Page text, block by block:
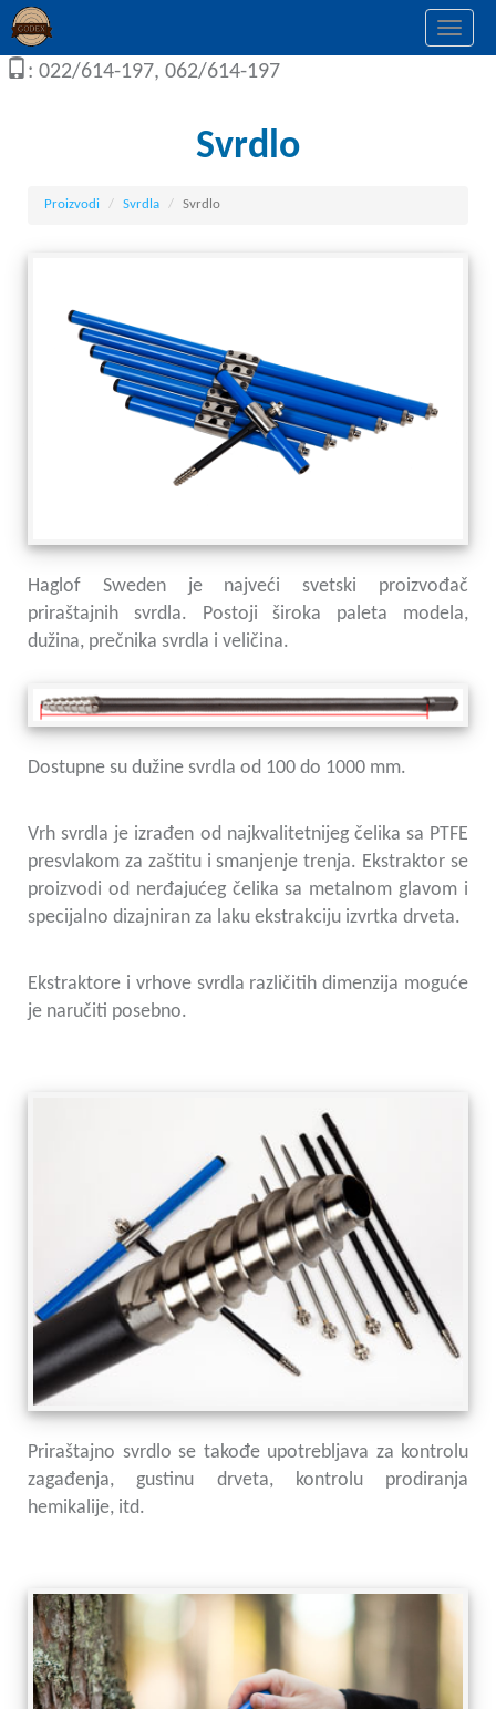
: 022/614-197, 062/614-197
Svrdlo
Proizvodi Svrdla Svrdlo
Haglof Sweden je najveći svetski proizvođač
priraštajnih svrdla. Postoji široka paleta modela,
dužina, prečnika svrdla i veličina.
Dostupne su dužine svrdla od 100 do 1000 mm.
Vrh svrdla je izrađen od najkvalitetnijeg čelika sa PTFE
presvlakom za zaštitu i smanjenje trenja. Ekstraktor se
proizvodi od nerđajućeg čelika sa metalnom glavom i
specijalno dizajniran za laku ekstrakciju izvrtka drveta.
Ekstraktore i vrhove svrdla različitih dimenzija moguće
je naručiti posebno.
Priraštajno svrdlo se takođe upotrebljava za kontrolu
zagađenja, gustinu drveta, kontrolu prodiranja
hemikalije, itd.